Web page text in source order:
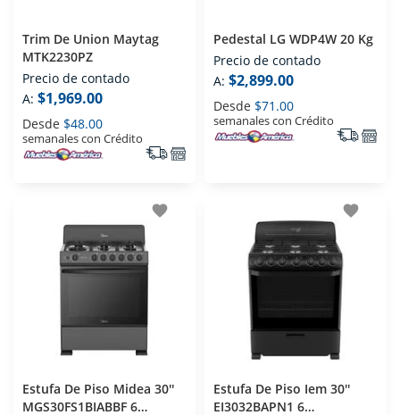
Trim De Union Maytag
MTK2230PZ
Precio de contado
A: $1,969.00
Desde $48.00
semanales con Crédito
Pedestal LG WDP4W 20 Kg
Precio de contado
A: $2,899.00
Desde $71.00
semanales con Crédito
favorite
Estufa De Piso Midea 30''
MGS30FS1BIABBF 6
favorite
Estufa De Piso Iem 30''
EI3032BAPN1 6